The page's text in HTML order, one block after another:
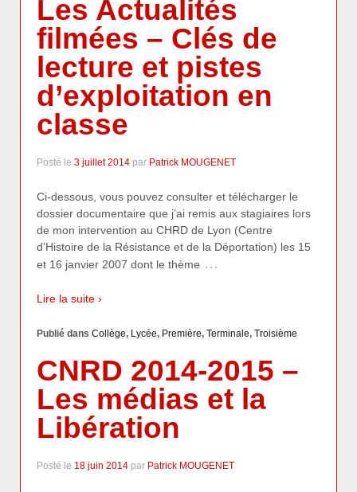
Les Actualités
filmées – Clés de
lecture et pistes
d’exploitation en
classe
Posté le 3 juillet 2014 par Patrick MOUGENET
Ci-dessous, vous pouvez consulter et télécharger le
dossier documentaire que j’ai remis aux stagiaires lors
de mon intervention au CHRD de Lyon (Centre
d’Histoire de la Résistance et de la Déportation) les 15
et 16 janvier 2007 dont le thème …
Lire la suite ›
Publié dans Collège, Lycée, Première, Terminale, Troisième
CNRD 2014-2015 –
Les médias et la
Libération
Posté le 18 juin 2014 par Patrick MOUGENET